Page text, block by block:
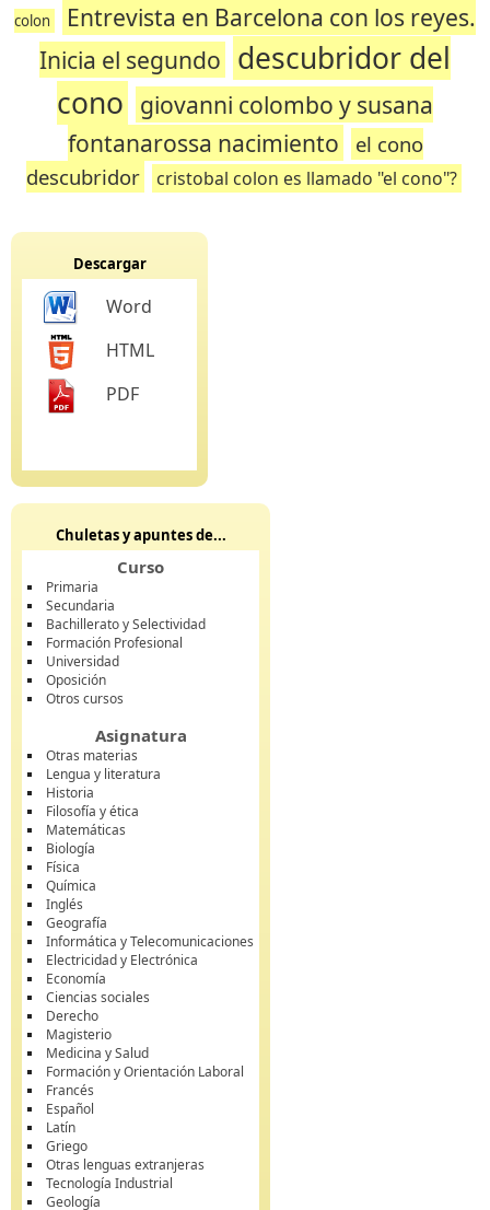
colon
Entrevista en Barcelona con los reyes.
Inicia el segundo descubridor del
cono giovanni colombo y susana
fontanarossa nacimiento
el cono
descubridor
cristobal colon es llamado "el cono"?
Descargar
Word
HTML
PDF
Chuletas y apuntes de...
Curso
Primaria
Secundaria
Bachillerato y Selectividad
Formación Profesional
Universidad
Oposición
Otros cursos
Asignatura
Otras materias
Lengua y literatura
Historia
Filosofía y ética
Matemáticas
Biología
Física
Química
Inglés
Geografía
Informática y Telecomunicaciones
Electricidad y Electrónica
Economía
Ciencias sociales
Derecho
Magisterio
Medicina y Salud
Formación y Orientación Laboral
Francés
Español
Latín
Griego
Otras lenguas extranjeras
Tecnología Industrial
Geología